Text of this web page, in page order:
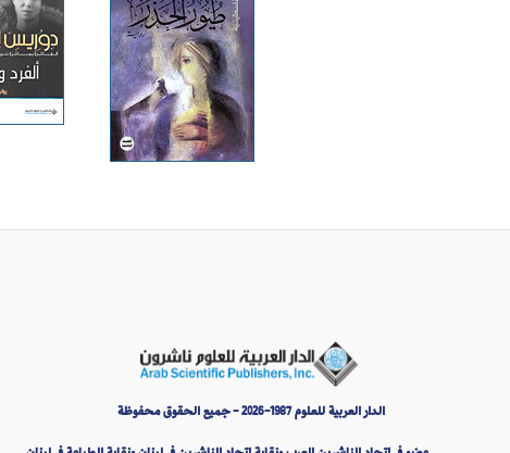
الدار العربية للعلوم 1987-2026 - جميع الحقوق محفوظة